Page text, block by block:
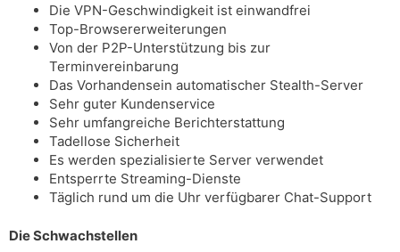
Die VPN-Geschwindigkeit ist einwandfrei
Top-Browsererweiterungen
Von der P2P-Unterstützung bis zur
Terminvereinbarung
Das Vorhandensein automatischer Stealth-Server
Sehr guter Kundenservice
Sehr umfangreiche Berichterstattung
Tadellose Sicherheit
Es werden spezialisierte Server verwendet
Entsperrte Streaming-Dienste
Täglich rund um die Uhr verfügbarer Chat-Support
Die Schwachstellen